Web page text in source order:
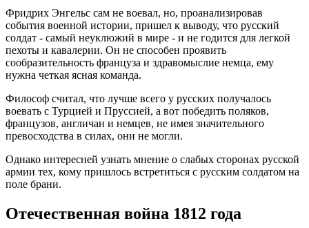
Фридрих Энгельс сам не воевал, но, проанализировав
события военной истории, пришел к выводу, что русский
солдат - самый неуклюжий в мире - и не годится для легкой
пехоты и кавалерии. Он не способен проявить
сообразительность француза и здравомыслие немца, ему
нужна четкая ясная команда.
Философ считал, что лучше всего у русских получалось
воевать с Турцией и Пруссией, а вот победить поляков,
французов, англичан и немцев, не имея значительного
превосходства в силах, они не могли.
Однако интересней узнать мнение о слабых сторонах русской
армии тех, кому пришлось встретиться с русским солдатом на
поле брани.
Отечественная война 1812 года